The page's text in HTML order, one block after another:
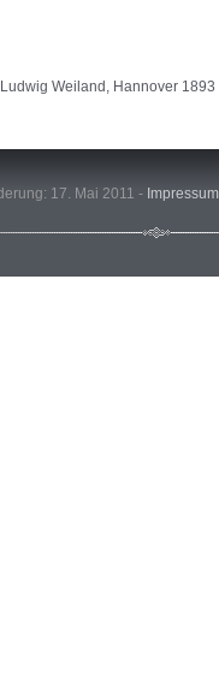
Weiland, Hannover
17. Mai 2011 - Impressum